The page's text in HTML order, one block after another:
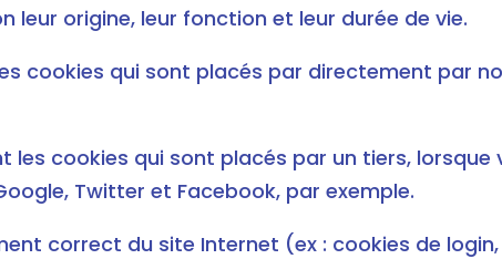
leur origine, leur fonction et leur durée de vie.
cookies qui sont placés par directement par
cookies qui sont placés par un tiers, lorsque
Twitter et Facebook, par exemple.
correct du site Internet (ex : cookies de